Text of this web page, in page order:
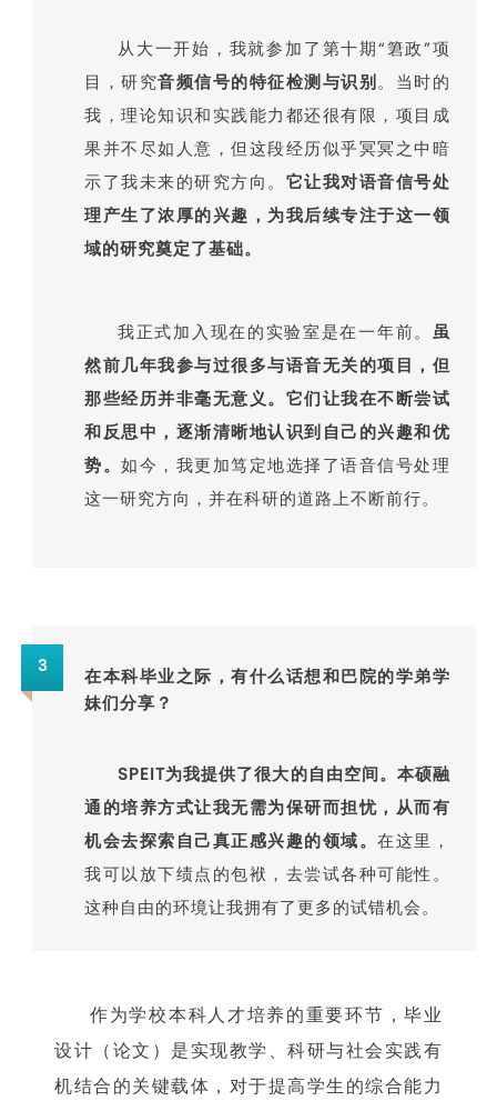
从大一开始，我就参加了第十期“䇹政”项
目，研究音频信号的特征检测与识别。当时的
我，理论知识和实践能力都还很有限，项目成
果并不尽如人意，但这段经历似乎冥冥之中暗
示了我未来的研究方向。 它让我对语音信号处
理产生了浓厚的兴趣，为我后续专注于这一领
域的研究奠定了基础。
我正式加入现在的实验室是在一年前。 虽
然前几年我参与过很多与语音无关的项目，但
那些经历并非毫无意义。它们让我在不断尝试
和反思中，逐渐清晰地认识到自己的兴趣和优
势。如今，我更加笃定地选择了语音信号处理
这一研究方向，并在科研的道路上不断前行。
3
在本科毕业之际，有什么话想和巴院的学弟学
妹们分享？
SPEIT为我提供了很大的自由空间。本硕融
通的培养方式让我无需为保研而担忧，从而有
机会去探索自己真正感兴趣的领域。在这里，
我可以放下绩点的包袱，去尝试各种可能性。
这种自由的环境让我拥有了更多的试错机会。
作为学校本科人才培养的重要环节，毕业
设计（论文）是实现教学、科研与社会实践有
机结合的关键载体，对于提高学生的综合能力